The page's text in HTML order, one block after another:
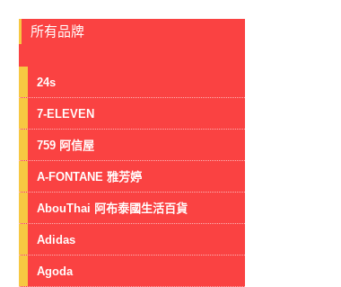
所有品牌
24s
7-ELEVEN
759 阿信屋
A-FONTANE 雅芳婷
AbouThai 阿布泰國生活百貨
Adidas
Agoda